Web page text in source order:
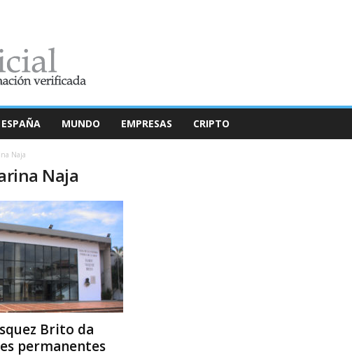
ESPAÑA MUNDO EMPRESAS CRIPTO
Naja
Naja
Brito da
permanentes